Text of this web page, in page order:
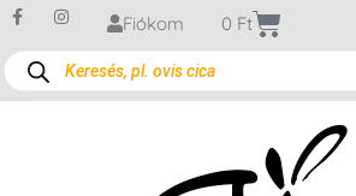
Fiókom 0 Ft